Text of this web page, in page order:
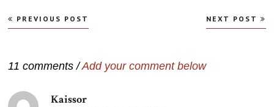
Navegação
de
PREVIOUS POST NEXT POST
11 comments /Add your comment below
Kaissor